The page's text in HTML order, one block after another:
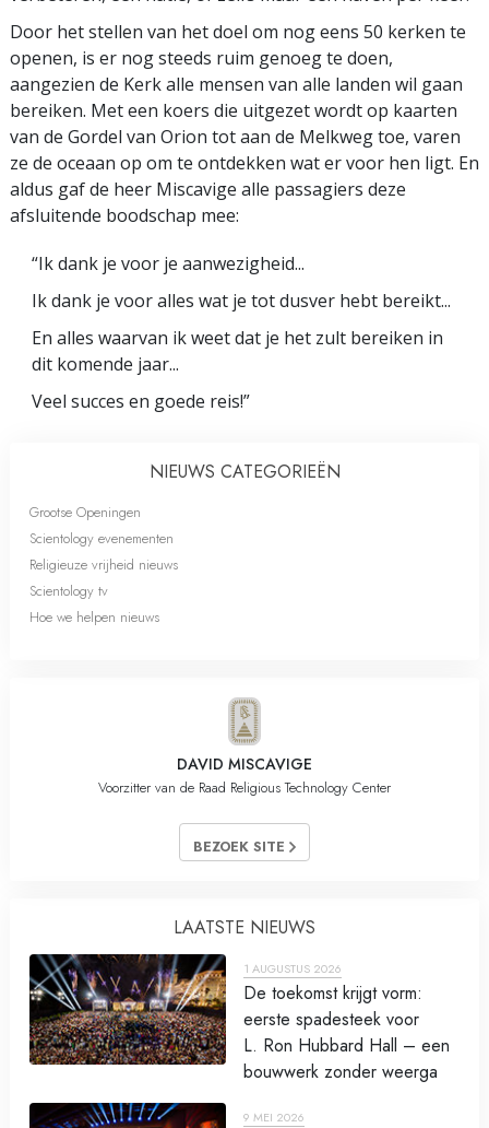
Door het stellen van het doel om nog eens 50 kerken te
openen, is er nog steeds ruim genoeg te doen,
aangezien de Kerk alle mensen van alle landen wil gaan
bereiken. Met een koers die uitgezet wordt op kaarten
van de Gordel van Orion tot aan de Melkweg toe, varen
ze de oceaan op om te ontdekken wat er voor hen ligt. En
aldus gaf de heer Miscavige alle passagiers deze
afsluitende boodschap mee:
“Ik dank je voor je aanwezigheid...
Ik dank je voor alles wat je tot dusver hebt bereikt...
En alles waarvan ik weet dat je het zult bereiken in
dit komende jaar...
Veel succes en goede reis!”
NIEUWS CATEGORIEËN
Grootse Openingen
Scientology evenementen
Religieuze vrijheid nieuws
Scientology tv
Hoe we helpen nieuws
DAVID MISCAVIGE
Voorzitter van de Raad Religious Technology Center
BEZOEK SITE
LAATSTE NIEUWS
1 AUGUSTUS 2026
De toekomst krijgt vorm:
eerste spadesteek voor
L. Ron Hubbard Hall – een
bouwwerk zonder weerga
9 MEI 2026